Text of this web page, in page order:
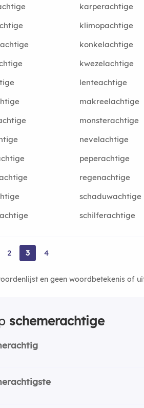
karperachtige
klimopachtige
konkelachtige
kwezelachtige
lenteachtige
makreelachtige
monsterachtige
nevelachtige
peperachtige
regenachtige
schaduwachtige
schilferachtige
2 3 4
en geen woordbetekenis of
schemerachtige